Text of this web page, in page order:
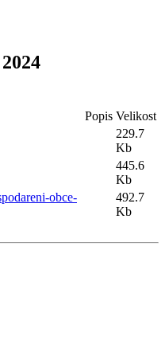
Popis Velikost
229.7
Kb
445.6
Kb
obce-
492.7
Kb